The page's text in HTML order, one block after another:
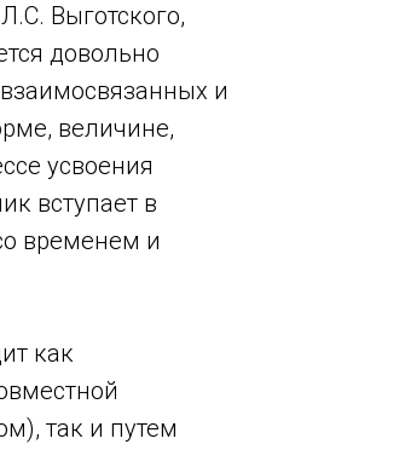
Выготского,
довольно
и
величине,
усвоения
вступает в
временем и
как
так и путем